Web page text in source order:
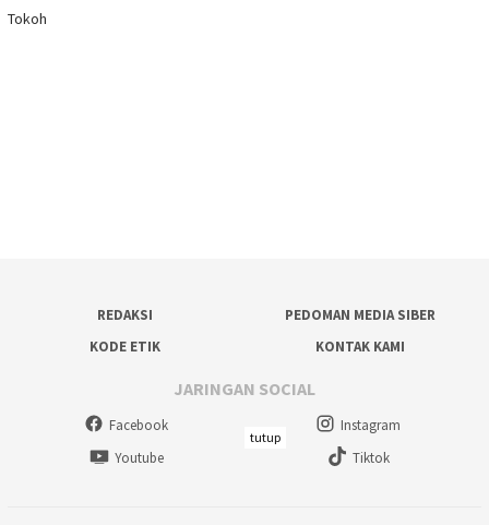
Tokoh
REDAKSI
PEDOMAN MEDIA SIBER
KODE ETIK
KONTAK KAMI
JARINGAN SOCIAL
Facebook
Instagram
Youtube
Tiktok
tutup